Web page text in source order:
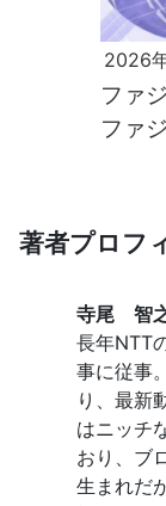
2026
ファ
ファ
著者プロフ
寺尾 智
長年NTT
事に従事
り、最新
はニッチ
おり、ブ
生まれだ